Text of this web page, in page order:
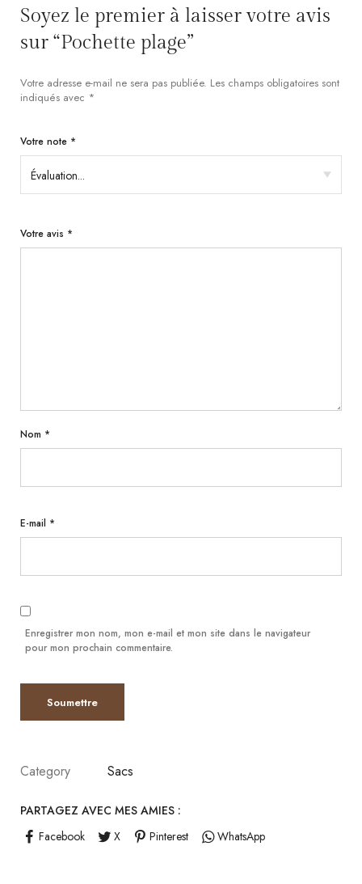
Soyez le premier à laisser votre avis
sur “Pochette plage”
Votre adresse e-mail ne sera pas publiée. Les champs obligatoires sont
indiqués avec *
Votre note *
Votre avis *
Nom *
E-mail *
Enregistrer mon nom, mon e-mail et mon site dans le navigateur
pour mon prochain commentaire.
Category Sacs
PARTAGEZ AVEC MES AMIES :
Facebook
X Pinterest WhatsApp